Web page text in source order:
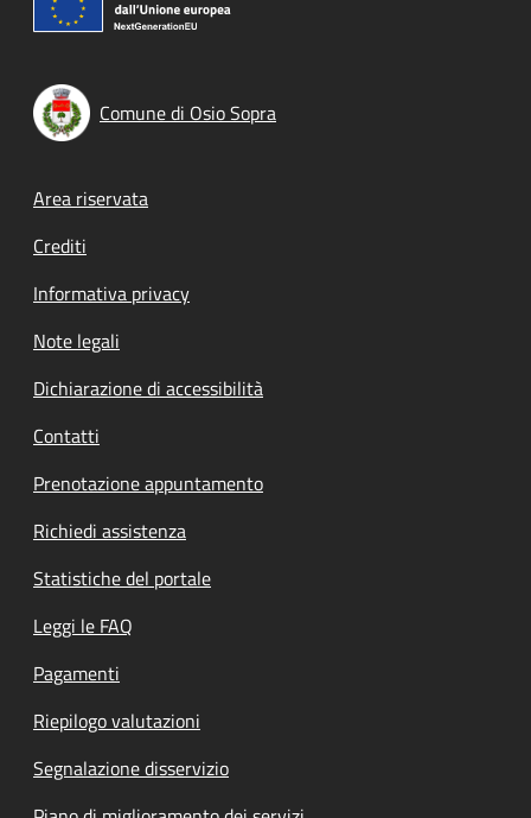
Comune di Osio Sopra
Footer menu
Area riservata
Crediti
Informativa privacy
Note legali
Dichiarazione di accessibilità
Contatti
Prenotazione appuntamento
Richiedi assistenza
Statistiche del portale
Leggi le FAQ
Pagamenti
Riepilogo valutazioni
Segnalazione disservizio